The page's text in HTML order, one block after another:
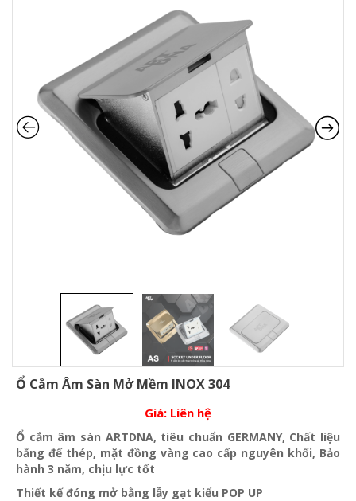
Ổ Cắm Âm Sàn Mở Mềm INOX 304
Giá: Liên hệ
Ổ cắm âm sàn ARTDNA, tiêu chuẩn GERMANY, Chất liệu
bằng đế thép, mặt đồng vàng cao cấp nguyên khối, Bảo
hành 3 năm, chịu lực tốt
Thiết kế đóng mở bằng lẫy gạt kiểu POP UP